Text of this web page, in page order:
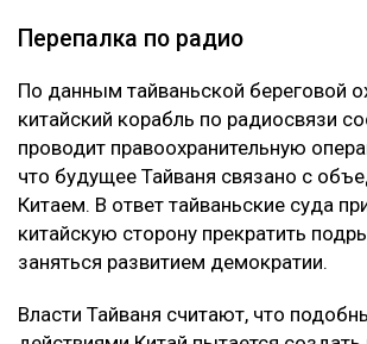
Перепалка по радио
По данным тайваньской береговой
китайский корабль по радиосвязи
проводит правоохранительную
что будущее Тайваня связано с
Китаем. В ответ тайваньские суда
китайскую сторону прекратить
заняться развитием демократии.
Власти Тайваня считают, что